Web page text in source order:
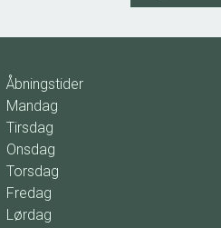
Åbningstider
Mandag
Tirsdag
Onsdag
Torsdag
Fredag
Lørdag